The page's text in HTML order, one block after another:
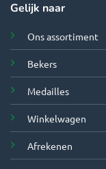
Gelijk naar
Ons assortiment
Bekers
Medailles
Winkelwagen
Afrekenen